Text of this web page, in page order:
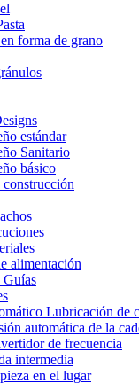
forma de grano
estándar
Sanitario
básico
construcción
alimentación
Guías
Lubricación de
automática de la
de frecuencia
intermedia
en el lugar